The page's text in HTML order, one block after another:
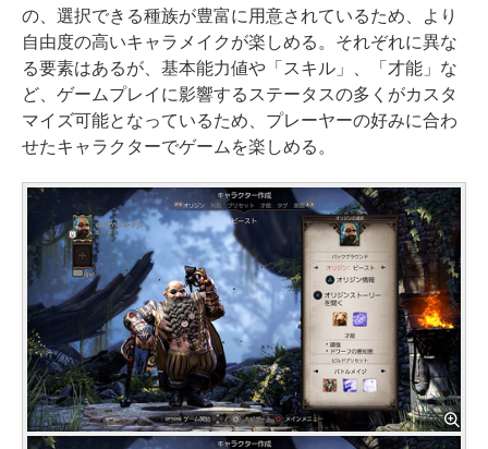
の、選択できる種族が豊富に用意されているため、より
自由度の高いキャラメイクが楽しめる。それぞれに異な
る要素はあるが、基本能力値や「スキル」、「才能」な
ど、ゲームプレイに影響するステータスの多くがカスタ
マイズ可能となっているため、プレーヤーの好みに合わ
せたキャラクターでゲームを楽しめる。